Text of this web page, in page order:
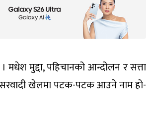
मधेश मुद्दा, पहिचानको आन्दोलन र सत्ता
खेलमा पटक-पटक आउने नाम हो-